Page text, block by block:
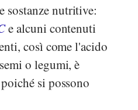
sostanze nutritive:
e alcuni contenuti
così come l'acido
o legumi, è
si possono